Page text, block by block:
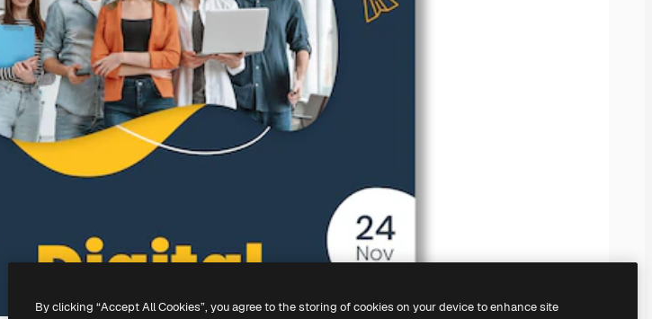
By clicking “Accept All Cookies”, you agree to the storing of cookies on your device to enhance site